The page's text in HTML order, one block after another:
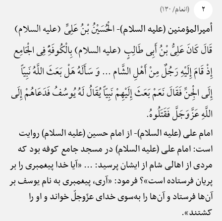
۲ (انعام/ ۱۳۰)
أمیرالمؤمنین (علیه السلام)-الْحُسَیْنُ بْنُ عَلِیٍّ (علیه السلام)
قَالَ کَانَ عَلِیُّ بْنُ أَبِی طَالِبٍ (علیه السلام) بِالْکُوفَهًِْ فِی الْجَامِع
إِذْ قَامَ إِلَیْهِ رَجُلٌ مِنْ أَهْلِ الشَّام ... وَ سَأَلَهُ هَلْ بَعَثَ اللَّهُ نَبِیّاً
إِلَی الْجِنِّ فَقَالَ نَعَمْ بَعَثَ إِلَیْهِمْ نَبِیّاً یُقَالُ لَهُ یُوسُفُ فَدَعَاهُمْ إِلَی
اللَّهِ عَزَّوَجَلَّ فَقَتَلُوهُ.
امام علی (علیه السلام)-از امام حسین (علیه السلام) روایت
است: امام علی (علیه السلام) در مسجد جامع کوفه بود که
مردی از اهالی شام از ایشان پرسید: ... «آیا خدا پیغمبری را بر
پریان فرستاده است»؟ فرمود: «آری، پیغمبری به نام یوسف بر
آن‌ها فرستاد و آن‌ها را به‌سوی خدای عزّوجلّ خواند و او را
کشتند».